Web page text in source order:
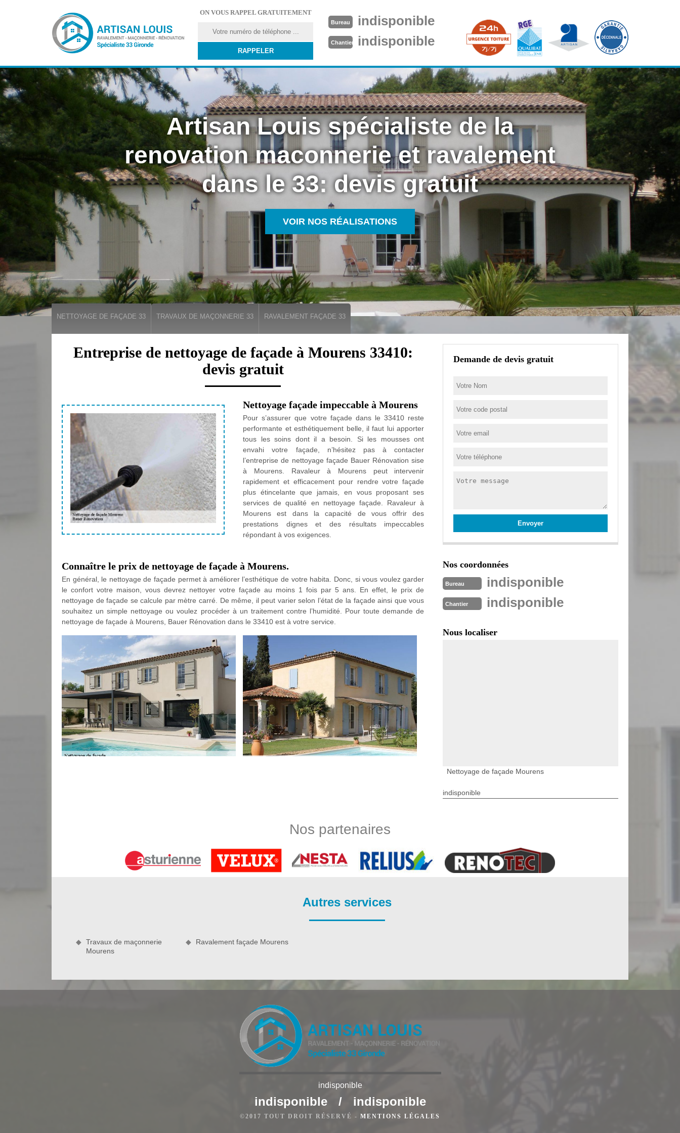
ON VOUS RAPPEL GRATUITEMENT
Bureau indisponible
Chantier indisponible
Artisan Louis spécialiste de la
renovation maconnerie et ravalement
dans le 33: devis gratuit
VOIR NOS RÉALISATIONS
NETTOYAGE DE FAÇADE 33 TRAVAUX DE MAÇONNERIE 33 RAVALEMENT FAÇADE 33
Entreprise de nettoyage de façade à Mourens 33410:
devis gratuit
Nettoyage façade impeccable à Mourens
Pour s’assurer que votre façade dans le 33410 reste
performante et esthétiquement belle, il faut lui apporter
tous les soins dont il a besoin. Si les mousses ont
envahi votre façade, n’hésitez pas à contacter
l’entreprise de nettoyage façade Bauer Rénovation sise
à Mourens. Ravaleur à Mourens peut intervenir
rapidement et efficacement pour rendre votre façade
plus étincelante que jamais, en vous proposant ses
services de qualité en nettoyage façade. Ravaleur à
Mourens est dans la capacité de vous offrir des
prestations dignes et des résultats impeccables
répondant à vos exigences.
Connaître le prix de nettoyage de façade à Mourens.
En général, le nettoyage de façade permet à améliorer l’esthétique de votre habita. Donc, si vous voulez garder
le confort votre maison, vous devrez nettoyer votre façade au moins 1 fois par 5 ans. En effet, le prix de
nettoyage de façade se calcule par mètre carré. De même, il peut varier selon l’état de la façade ainsi que vous
souhaitez un simple nettoyage ou voulez procéder à un traitement contre l’humidité. Pour toute demande de
nettoyage de façade à Mourens, Bauer Rénovation dans le 33410 est à votre service.
pleinement d’un mur extérieur magnifique. Ravaleur à Mourens se met totalement à votre profit pour réaliser
certifiés et dispose de tous les équipements nécessaires.
Fiez-vous à ravaleur à Mourens
votre meilleur allié pour assurer avec qualité et finesse le nettoyage de votre mur extérieur. Ses plusieurs années
Pour réaliser les travaux de nettoyage de votre façade à Mourens, l’entreprise de ravalement façade Bauer
Demande de devis gratuit
Nos coordonnées
Bureau indisponible
Chantier indisponible
Nous localiser
Nettoyage de façade Mourens
indisponible
Nos partenaires
Autres services
Travaux de maçonnerie
Mourens
Ravalement façade Mourens
indisponible
indisponible / indisponible
©2017 TOUT DROIT RÉSERVÉ - MENTIONS LÉGALES